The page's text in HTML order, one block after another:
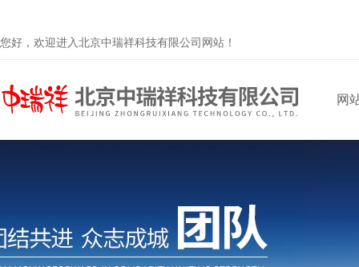
您好，欢迎进入北京中瑞祥科技有限公司网站！
网